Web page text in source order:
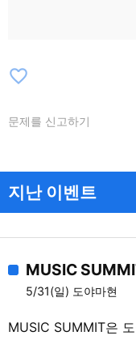
favorite_border
문제를 신고하기
지난 이벤트
MUSIC
5/31(일) 도야마현
MUSIC SUMMIT은